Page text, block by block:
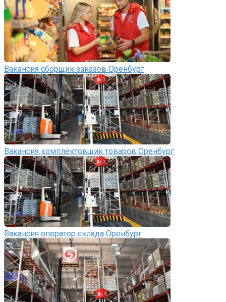
Вакансия сборщик заказов Оренбург
Вакансия комплектовщик товаров Оренбург
Вакансия оператор склада Оренбург